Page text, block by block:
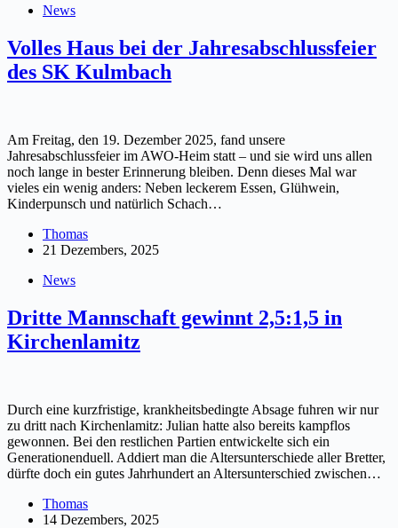
News
Volles Haus bei der Jahresabschlussfeier
des SK Kulmbach
Am Freitag, den 19. Dezember 2025, fand unsere
Jahresabschlussfeier im AWO-Heim statt – und sie wird uns allen
noch lange in bester Erinnerung bleiben. Denn dieses Mal war
vieles ein wenig anders: Neben leckerem Essen, Glühwein,
Kinderpunsch und natürlich Schach…
Thomas
21 Dezembers, 2025
News
Dritte Mannschaft gewinnt 2,5:1,5 in
Kirchenlamitz
Durch eine kurzfristige, krankheitsbedingte Absage fuhren wir nur
zu dritt nach Kirchenlamitz: Julian hatte also bereits kampflos
gewonnen. Bei den restlichen Partien entwickelte sich ein
Generationenduell. Addiert man die Altersunterschiede aller Bretter,
dürfte doch ein gutes Jahrhundert an Altersunterschied zwischen…
Thomas
14 Dezembers, 2025